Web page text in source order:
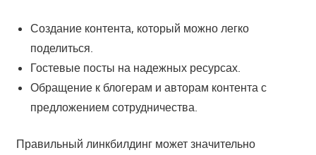
Создание контента, который можно легко
поделиться.
Гостевые посты на надежных ресурсах.
Обращение к блогерам и авторам контента с
предложением сотрудничества.
Правильный линкбилдинг может значительно